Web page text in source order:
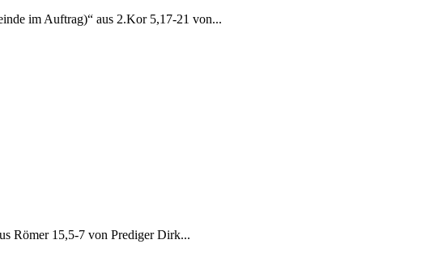
im Auftrag)“ aus 2.Kor 5,17-21 von...
Römer 15,5-7 von Prediger Dirk...